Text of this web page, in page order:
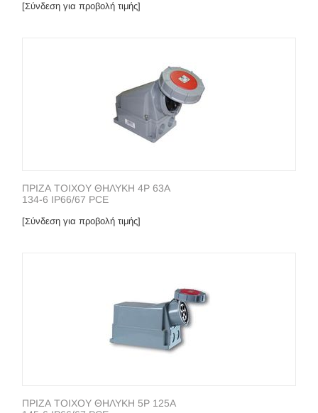
[Σύνδεση για προβολή τιμής]
ΠΡΙΖΑ ΤΟΙΧΟΥ ΘΗΛΥΚΗ 4P 63A
134-6 IP66/67 PCE
[Σύνδεση για προβολή τιμής]
ΠΡΙΖΑ ΤΟΙΧΟΥ ΘΗΛΥΚΗ 5P 125A